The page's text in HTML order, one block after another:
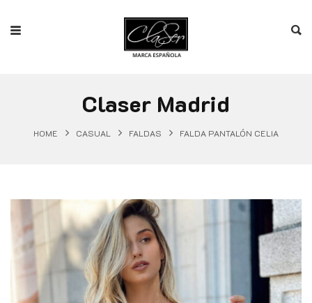
Claser Madrid
HOME CASUAL FALDAS FALDA PANTALÓN CELIA